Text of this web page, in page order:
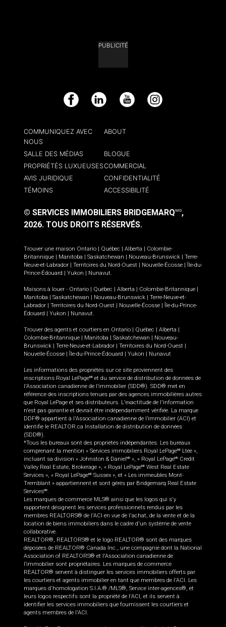
PUBLICITÉ
Facebook LinkedIn YouTube Instagram
COMMUNIQUEZ AVEC
NOUS
ABOUT
SALLE DES MÉDIAS
BLOGUE
PROPRIÉTÉS LUXUEUSESCOMMERCIAL
AVIS JURIDIQUE
CONFIDENTIALITÉ
TÉMOINS
ACCESSIBILITÉ
© SERVICES IMMOBILIERS BRIDGEMARQ MD,
2026. TOUS DROITS RÉSERVÉS.
Trouver une maison Ontario Québec Alberta
Colombie-
Britannique
Manitoba Saskatchewan Nouveau-Brunswick
Terre-
Neuve-et-Labrador
Territoires du Nord-Ouest Nouvelle-Écosse
Île-du-
Prince-Édouard
Yukon Nunavut.
Maisons à louer - Ontario Québec Alberta Colombie-Britannique
Manitoba
Saskatchewan Nouveau-Brunswick
Terre-Neuve-et-
Labrador
Territoires du Nord-Ouest Nouvelle-Écosse
Île-du-Prince-
Édouard
Yukon Nunavut.
Trouver des agents et courtiers en Ontario Québec Alberta
Colombie-Britannique
Manitoba Saskatchewan
Nouveau-
Brunswick
Terre-Neuve-et-Labrador Territoires du Nord-Ouest
Nouvelle-Écosse
Île-du-Prince-Édouard Yukon Nunavut
Les informations des propriétés sur ce site proviennent des
inscriptions Royal LePageMD et du service de distribution de données de
l'Association canadienne de l’immobilier (SDD®). SDD® met en
référence des inscriptions tenues par des agences immobilières autres
que Royal LePage et ses distributeurs. L'exactitude de l'information
n'est pas garantie et devrait être indépendamment vérifiée. La marque
DDF® appartient à l'Association canadienne de l’immobilier (ACI) et
identifie le REALTOR.ca Installation de distribution de données
(SDD®).
*Tous les bureaux sont des propriétés indépendantes. Les bureaux
comprenant la mention « Services immobiliers Royal LePageMD
Ltée »,
incluant sa division « Johnston & Daniel MD », « Royal LePageMD
Credit
Valley Real Estate, Brokerage », « Royal LePageMD West Real Estate
Services », « Royal LePageMD Sussex », et « Les immeubles Mont-
Tremblant » appartiennent et sont gérés par Bridgemarq Real Estate
ServicesMD.
Les marques de commerce MLS® ainsi que les logos qui s'y
rapportent désignent les services professionnels rendus par les
membres REALTORS® de l'ACI en vue de l'achat, de la vente et de la
location de biens immobiliers dans le cadre d'un système de vente
collaborative.
REALTOR®, REALTORS® et le logo REALTOR® sont des marques
déposées de REALTOR® Canada Inc., une compagnie dont la National
Association of REALTORS® et l'Association canadienne de
l’immobilier sont propriétaires. Les marques de commerce
REALTOR® servent à distinguer les services immobiliers offerts par
les courtiers et agents immobilier en tant que membres de l'ACI. Les
marques d'homologation S.I.A.® /MLS®, Service inter-agences®, et
leurs logos respectifs sont la propriété de l'ACI, et ils servent à
identifier les services immobiliers que fournissent les courtiers et
agents membres de l'ACI.